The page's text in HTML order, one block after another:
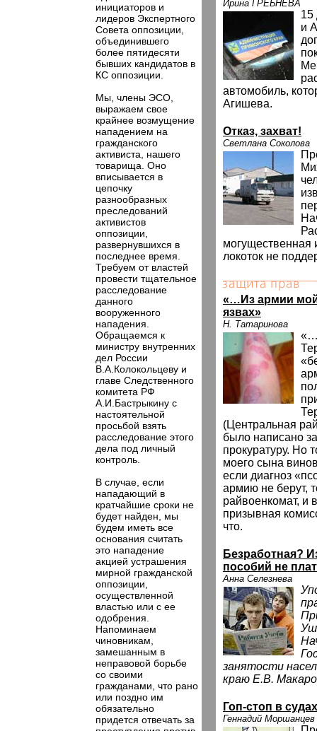
инициаторов и
лидеров Экспертного
Совета оппозиции,
объединившего
более пятидесяти
бывших кандидатов в
КС оппозиции.
Мы, члены ЭСО,
выражаем свое
крайнее возмущение
нападением на
гражданского
активиста, нашего
товарища. Оно
вписывается в
цепочку
разнообразных
преследований
активистов
оппозиции,
развернувшихся в
последнее время.
Требуем от властей
провести тщательное
расследование
данного
вооруженного
нападения.
Обращаемся к
министру внутренних
дел России
В.А.Колокольцеву и
главе Следственного
комитета РФ
А.И.Бастрыкину с
настоятельной
просьбой взять
расследование этого
дела под личный
контроль.
В случае, если
нападающий в
кратчайшие сроки не
будет найден, мы
будем иметь все
основания считать
это нападение
акцией устрашения
мирной гражданской
оппозиции,
осуществленной
властью или с ее
одобрения.
Напоминаем
чиновникам,
замешанным в
неправовой борьбе
со своими
гражданами, что рано
или поздно им
обязательно
придется отвечать за
Ирина ГРЕБНЕВА
15
и
автомобиль,
Агишева.
Отказ, захват!
Светлана Соколова
могущественная
локоток не
«…Из армии
язвах»
Н. Татаринова
(Центральная
было написано
прокуратуру. Но
моего сына
если диагноз
армию не берут,
райвоенкомат, и
призывная
что.
Безработная?
пособий не
Анна Селезнева
занятости
краю Е.В.
Гоп-стоп в
Геннадий Моршанцев